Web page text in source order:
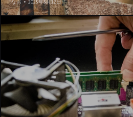
なお • 2025年3月12日